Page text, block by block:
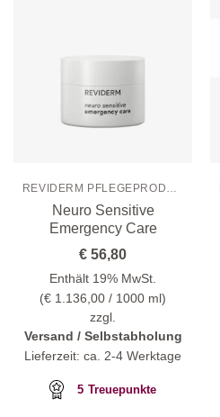
REVIDERM PFLEGEPRODUKTE
Neuro Sensitive
Emergency Care
€ 56,80
Enthält 19% MwSt.
(€ 1.136,00/ 1000 ml)
zzgl.
Versand / Selbstabholung
Lieferzeit: ca. 2-4 Werktage
5 Treuepunkte